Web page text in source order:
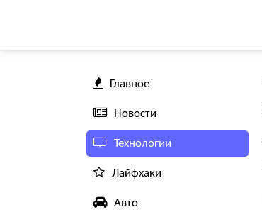
Главное
Новости
Технологии
Лайфхаки
Авто